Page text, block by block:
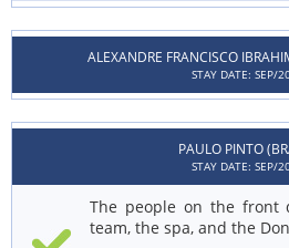
ALEXANDRE FRANCISCO
STAY DATE: SEP/
PAULO PINTO
STAY DATE: SEP/
The people on the front
team, the spa, and the